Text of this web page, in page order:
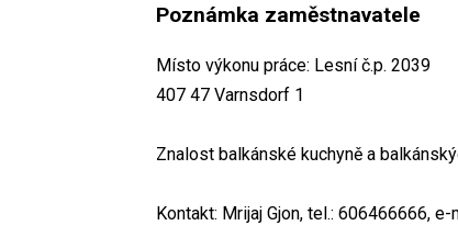
Poznámka zaměstnavatele
Místo výkonu práce: Lesní č.p. 2039
407 47 Varnsdorf 1
Znalost balkánské kuchyně a
Kontakt: Mrijaj Gjon, tel.: 606466666,